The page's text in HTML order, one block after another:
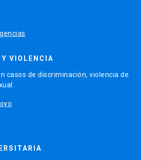
VIOLENCIA
casos de discriminación, violencia de